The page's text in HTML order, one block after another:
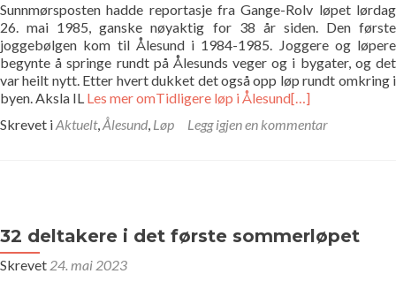
Sunnmørsposten hadde reportasje fra Gange-Rolv løpet lørdag
26. mai 1985, ganske nøyaktig for 38 år siden. Den første
joggebølgen kom til Ålesund i 1984-1985. Joggere og løpere
begynte å springe rundt på Ålesunds veger og i bygater, og det
var heilt nytt. Etter hvert dukket det også opp løp rundt omkring i
byen. Aksla IL Les mer omTidligere løp i Ålesund[…]
Skrevet iAktuelt,Ålesund, Løp Legg igjen en kommentar
32 deltakere i det første sommerløpet
Skrevet 24. mai 2023